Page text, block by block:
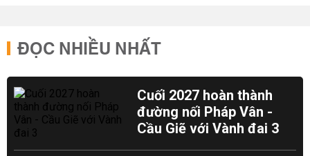
ĐỌC NHIỀU NHẤT
Cuối 2027 hoàn thành
đường nối Pháp Vân -
Cầu Giẽ với Vành đai 3